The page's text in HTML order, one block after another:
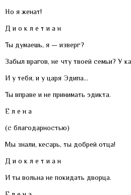
Но я женат!
Д и о к л е т и а н
Ты думаешь, я — изверг?
Забыл врагов, не чту твоей семьи? У
И у тебя, и у царя Эдипа…
Ты вправе и не принимать эдикта.
Е л е н а
(с благодарностью)
Мы знали, кесарь, ты добрей отца!
Д и о к л е т и а н
И ты вольна не покидать дворца.